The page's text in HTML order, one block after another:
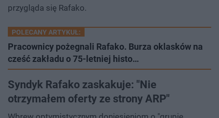
przygląda się Rafako.
POLECANY ARTYKUŁ:
Pracownicy pożegnali Rafako. Burza oklasków na
cześć zakładu o 75-letniej histo…
Syndyk Rafako zaskakuje: "Nie
otrzymałem oferty ze strony ARP"